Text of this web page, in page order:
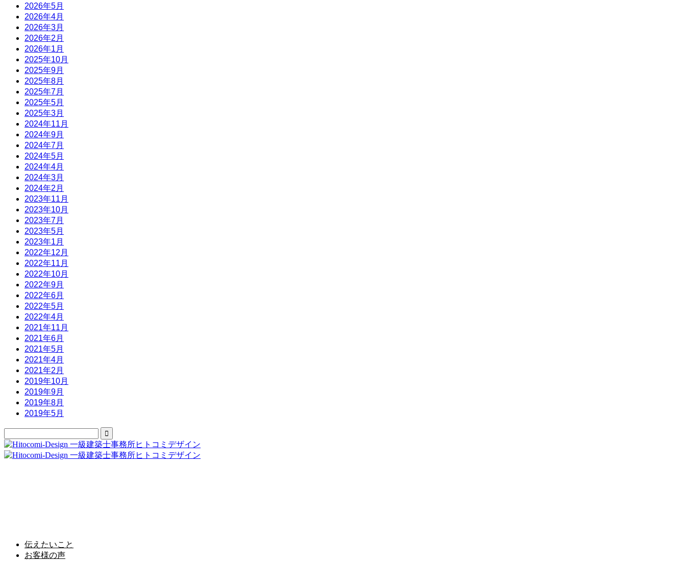
2026年5月
2026年4月
2026年3月
2026年2月
2026年1月
2025年10月
2025年9月
2025年8月
2025年7月
2025年5月
2025年3月
2024年11月
2024年9月
2024年7月
2024年5月
2024年4月
2024年3月
2024年2月
2023年11月
2023年10月
2023年7月
2023年5月
2023年1月
2022年12月
2022年11月
2022年10月
2022年9月
2022年6月
2022年5月
2022年4月
2021年11月
2021年6月
2021年5月
2021年4月
2021年2月
2019年10月
2019年9月
2019年8月
2019年5月
伝えたいこと
お客様の声